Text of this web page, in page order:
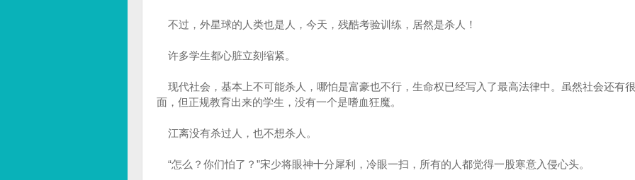
不过，外星球的人类也是人，今天，残酷考验训练，居然是杀人！
许多学生都心脏立刻缩紧。
现代社会，基本上不可能杀人，哪怕是富豪也不行，生命权已经写入了最高法律中。虽然社会还有
面，但正规教育出来的学生，没有一个是嗜血狂魔。
江离没有杀过人，也不想杀人。
“怎么？你们怕了？”宋少将眼神十分犀利，冷眼一扫，所有的人都觉得一股寒意入侵心头。